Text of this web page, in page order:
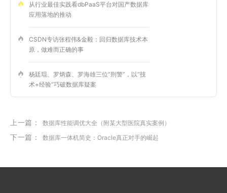
从行业最佳实践看dbPaaS平台对国产数据库
应用落地的推动
CSDN专访张程伟&金毅：回归数据库技术本
原，做难而正确的事
杨廷琨、罗炳森、罗海雄三位“刑警”，以“技
术+经验”巧破数据库疑案
上一篇： 数据库性能调优大全（附某大型医院真实案例）
下一篇： 数据库一体机简史：Oracle真正对手的崛起